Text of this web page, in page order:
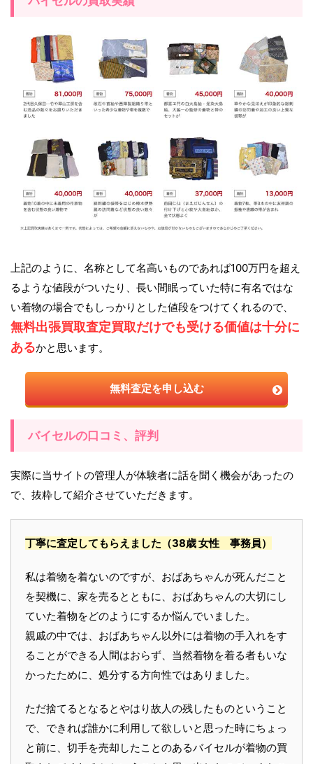
上記のように、名称として名高いものであれば100万円を超え
るような値段がついたり、長い間眠っていた特に有名ではな
い着物の場合でもしっかりとした値段をつけてくれるので、
無料出張買取査定買取だけでも受ける価値は十分に
あるかと思います。
無料査定を申し込む
バイセルの口コミ、評判
実際に当サイトの管理人が体験者に話を聞く機会があったの
で、抜粋して紹介させていただきます。
丁寧に査定してもらえました （38歳 女性 事務員）
私は着物を着ないのですが、おばあちゃんが死んだこと
を契機に、家を売るとともに、おばあちゃんの大切にし
ていた着物をどのようにするか悩んでいました。
親戚の中では、おばあちゃん以外には着物の手入れをす
ることができる人間はおらず、当然着物を着る者もいな
かったために、処分する方向性ではありました。
ただ捨てるとなるとやはり故人の残したものということ
で、できれば誰かに利用して欲しいと思った時にちょっ
と前に、切手を売却したことのあるバイセルが着物の買